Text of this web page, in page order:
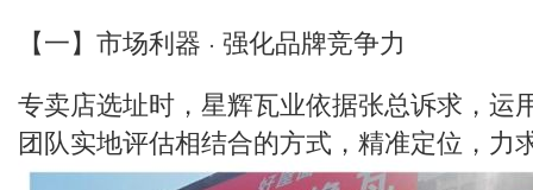
【一】市场利器 · 强化品牌竞争力
专卖店选址时，星辉瓦业依据张总诉求，运
团队实地评估相结合的方式，精准定位，力